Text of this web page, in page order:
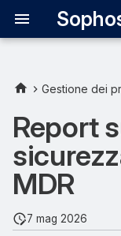
Modello VET
Dettagli del report
Visibilità
Gestione dei
Report
MDR
7 mag 2026